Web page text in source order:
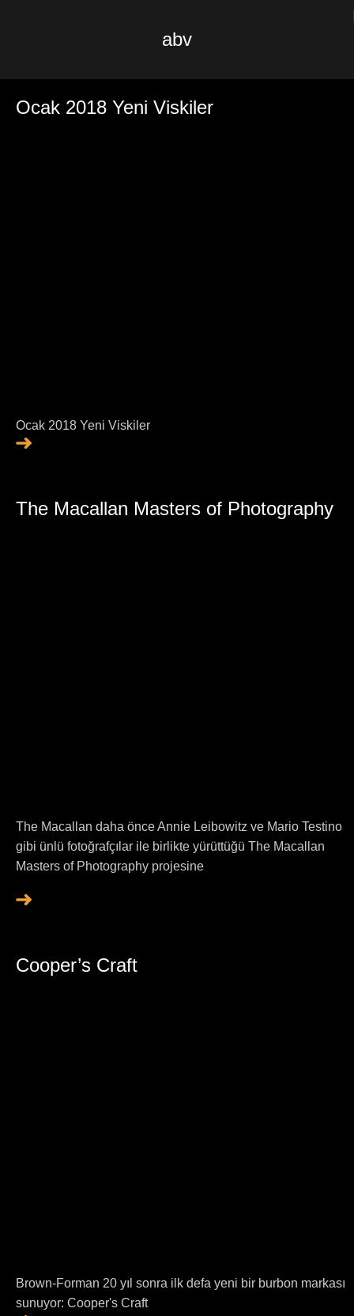
abv
Ocak 2018 Yeni Viskiler
Ocak 2018 Yeni Viskiler
The Macallan Masters of Photography
The Macallan daha önce Annie Leibowitz ve Mario Testino
gibi ünlü fotoğrafçılar ile birlikte yürüttüğü The Macallan
Masters of Photography projesine
Cooper’s Craft
Brown-Forman 20 yıl sonra ilk defa yeni bir burbon markası
sunuyor: Cooper's Craft